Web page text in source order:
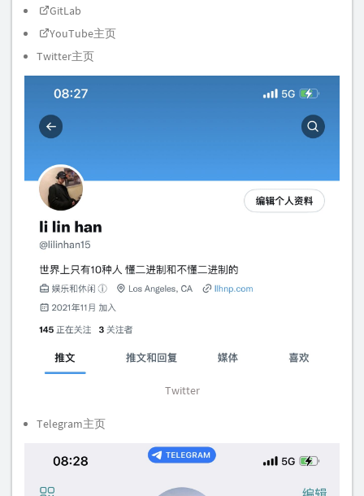
GitLab
YouTube主页
Twitter主页
Twitter
Telegram主页